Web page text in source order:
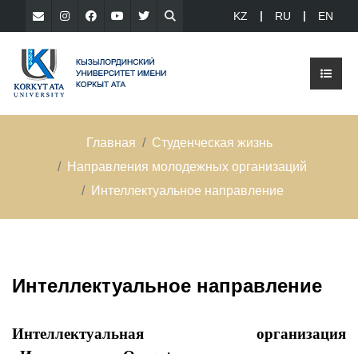
KZ RU EN
Главная
Студенческая жизнь
Направления молодежных организаций
Интеллектуальное направление
Интеллектуальное направление
Интеллектуальная организация